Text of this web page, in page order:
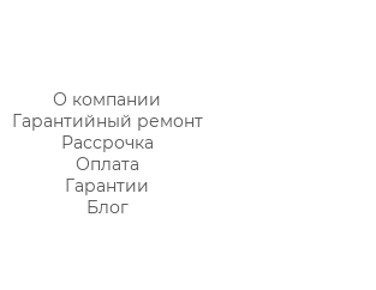
О компании
Гарантийный ремонт
Рассрочка
Оплата
Гарантии
Блог